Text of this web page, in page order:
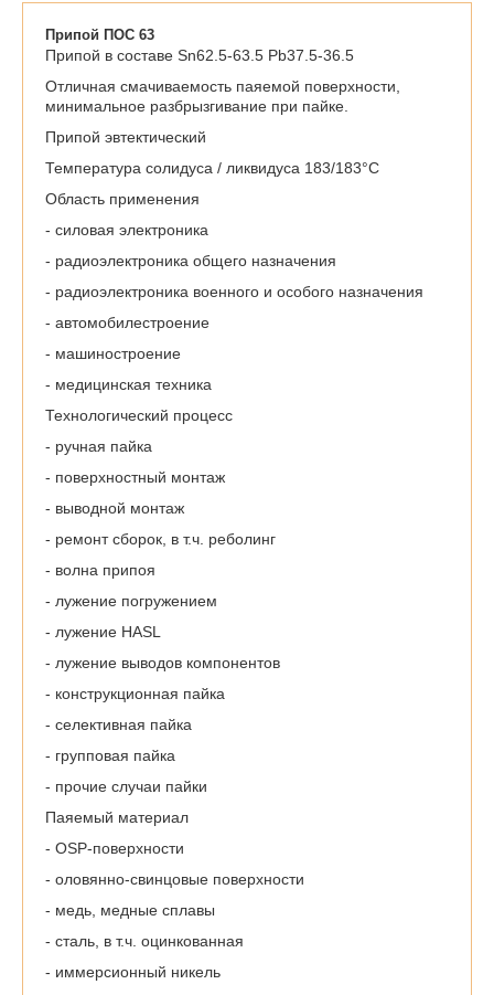
Припой ПОС 63
Припой в составе Sn62.5-63.5 Pb37.5-36.5
Отличная смачиваемость паяемой поверхности,
минимальное разбрызгивание при пайке.
Припой эвтектический
Температура солидуса / ликвидуса 183/183°С
Область применения
- силовая электроника
- радиоэлектроника общего назначения
- радиоэлектроника военного и особого назначения
- автомобилестроение
- машиностроение
- медицинская техника
Технологический процесс
- ручная пайка
- поверхностный монтаж
- выводной монтаж
- ремонт сборок, в т.ч. реболинг
- волна припоя
- лужение погружением
- лужение HASL
- лужение выводов компонентов
- конструкционная пайка
- селективная пайка
- групповая пайка
- прочие случаи пайки
Паяемый материал
- OSP-поверхности
- оловянно-свинцовые поверхности
- медь, медные сплавы
- сталь, в т.ч. оцинкованная
- иммерсионный никель